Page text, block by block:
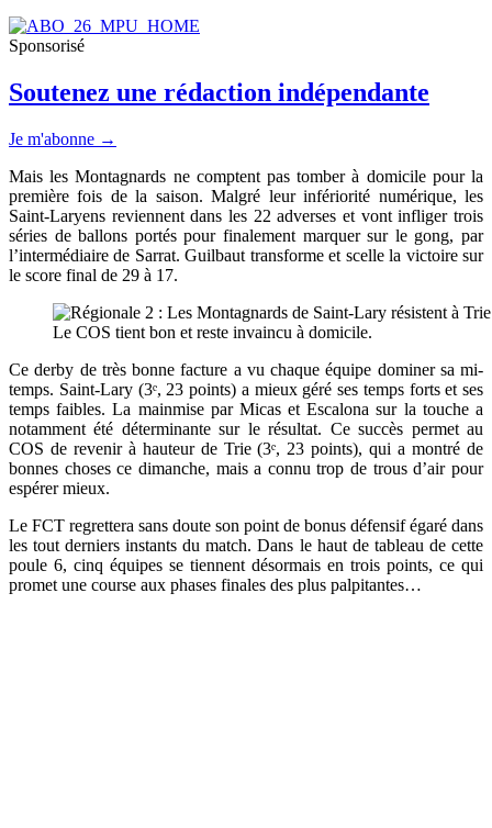
Sponsorisé
Soutenez une rédaction indépendante
Je m'abonne →
Mais les Montagnards ne comptent pas tomber à domicile pour la
première fois de la saison. Malgré leur infériorité numérique, les
Saint-Laryens reviennent dans les 22 adverses et vont infliger trois
séries de ballons portés pour finalement marquer sur le gong, par
l’intermédiaire de Sarrat. Guilbaut transforme et scelle la victoire sur
le score final de 29 à 17.
Le COS tient bon et reste invaincu à domicile.
Ce derby de très bonne facture a vu chaque équipe dominer sa mi-
temps. Saint-Lary (3ᵉ, 23 points) a mieux géré ses temps forts et ses
temps faibles. La mainmise par Micas et Escalona sur la touche a
notamment été déterminante sur le résultat. Ce succès permet au
COS de revenir à hauteur de Trie (3ᵉ, 23 points), qui a montré de
bonnes choses ce dimanche, mais a connu trop de trous d’air pour
espérer mieux.
Le FCT regrettera sans doute son point de bonus défensif égaré dans
les tout derniers instants du match. Dans le haut de tableau de cette
poule 6, cinq équipes se tiennent désormais en trois points, ce qui
promet une course aux phases finales des plus palpitantes…